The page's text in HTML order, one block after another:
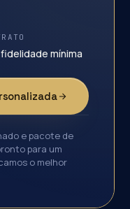
mínima
e pacote de
para um
o melhor